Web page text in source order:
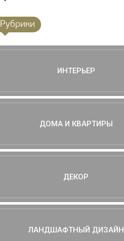
Рубрики
ИНТЕРЬЕР
ДОМА И КВАРТИРЫ
ДЕКОР
ЛАНДШАФТНЫЙ ДИЗАЙН